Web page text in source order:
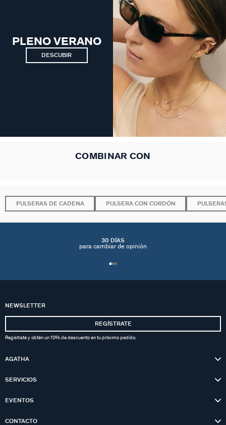
PLENO VERANO
DESCUBIR
COMBINAR CON
PULSERAS DE CADENA PULSERA CON CORDÓN
30 DÍAS
para cambiar de opinión
NEWSLETTER
REGÍSTRATE
Regístrate y obtén un 10% de descuento en tu próximo pedido.
AGATHA
SERVICIOS
EVENTOS
CONTACTO